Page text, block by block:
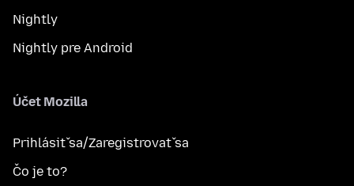
Nightly
Nightly pre Android
Účet Mozilla
Prihlásiť sa/Zaregistrovať sa
Čo je to?